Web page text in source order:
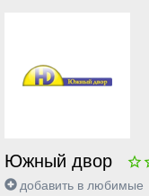
Южный двор
добавить в любимые